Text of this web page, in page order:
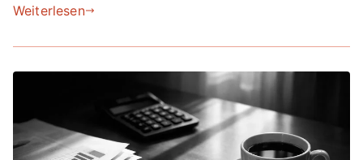
Weiterlesen